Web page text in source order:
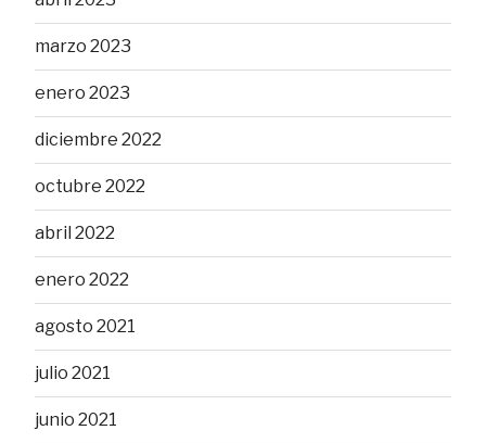
marzo 2023
enero 2023
diciembre 2022
octubre 2022
abril 2022
enero 2022
agosto 2021
julio 2021
junio 2021